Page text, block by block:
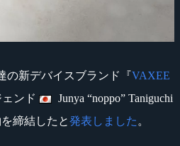
の新デバイスブランド『VAXEE
ェンド
Junya “noppo” Taniguchi
締結したと発表しました 。